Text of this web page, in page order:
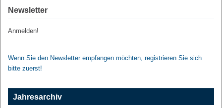
Newsletter
Anmelden!
Wenn Sie den Newsletter empfangen möchten, registrieren Sie sich
bitte zuerst!
Jahresarchiv